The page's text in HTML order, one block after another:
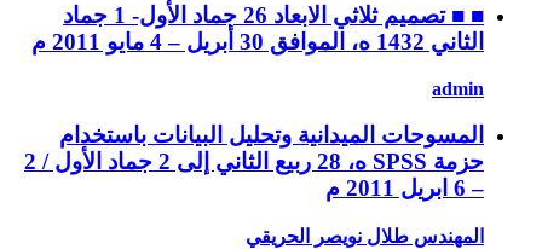
■ ■ تصميم ثلاثي الابعاد 26 جماد الأول- 1 جماد
الثاني 1432 ه، الموافق 30 أبريل – 4 مايو 2011 م
admin
المسوحات الميدانية وتحليل البيانات باستخدام
حزمة SPSS ه، 28 ربيع الثاني إلى 2 جماد الأول / 2
– 6 ابريل 2011 م
المهندس طلال نويصر الحريقي